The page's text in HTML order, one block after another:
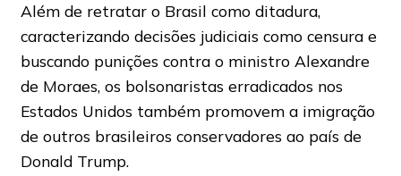
Além de retratar o Brasil como ditadura,
caracterizando decisões judiciais como censura e
buscando punições contra o ministro Alexandre
de Moraes, os bolsonaristas erradicados nos
Estados Unidos também promovem a imigração
de outros brasileiros conservadores ao país de
Donald Trump.